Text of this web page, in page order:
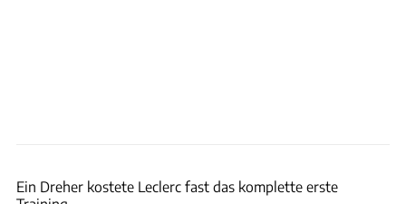
Ein Dreher kostete Leclerc fast das komplette erste